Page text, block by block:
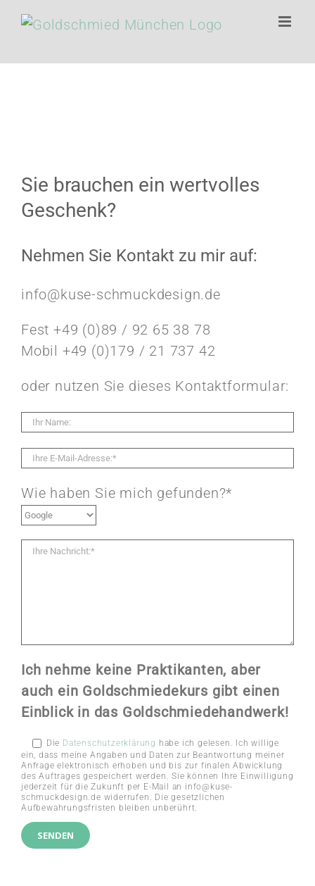
Zum
Inhalt
Sie brauchen ein wertvolles
Geschenk?
Nehmen Sie Kontakt zu mir auf:
info@kuse-schmuckdesign.de
Fest +49 (0)89 / 92 65 38 78
Mobil +49 (0)179 / 21 737 42
oder nutzen Sie dieses Kontaktformular:
Wie haben Sie mich gefunden?*
Ich nehme keine Praktikanten, aber
auch ein Goldschmiedekurs gibt einen
Einblick in das Goldschmiedehandwerk!
Die Datenschutzerklärung habe ich gelesen. Ich willige
ein, dass meine Angaben und Daten zur Beantwortung meiner
Anfrage elektronisch erhoben und bis zur finalen Abwicklung
des Auftrages gespeichert werden. Sie können Ihre Einwilligung
jederzeit für die Zukunft per E-Mail an info@kuse-
schmuckdesign.de widerrufen. Die gesetzlichen
Aufbewahrungsfristen bleiben unberührt.